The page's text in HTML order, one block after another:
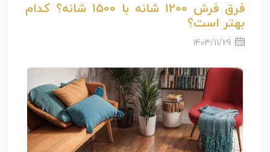
فرق فرش 1200 شانه با 1500 شانه؟ کدام
بهتر است؟
1403/11/29